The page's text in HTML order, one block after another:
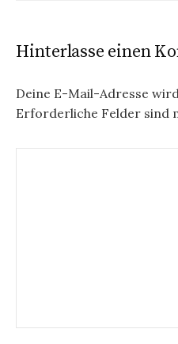
Hinterlasse einen
Deine E-Mail-Adresse
Erforderliche Felder sind